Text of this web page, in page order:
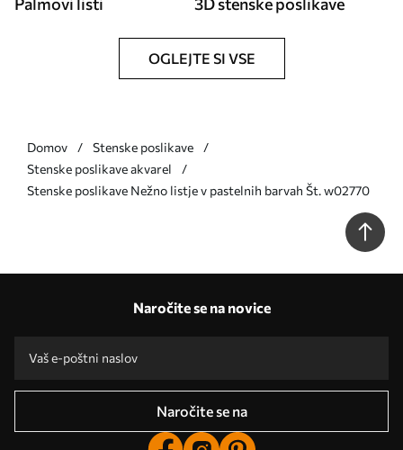
OGLEJTE SI VSE
Domov
Stenske poslikave
Stenske poslikave akvarel
Stenske poslikave Nežno listje v pastelnih barvah Št. w02770
Naročite se na novice
Naročite se na